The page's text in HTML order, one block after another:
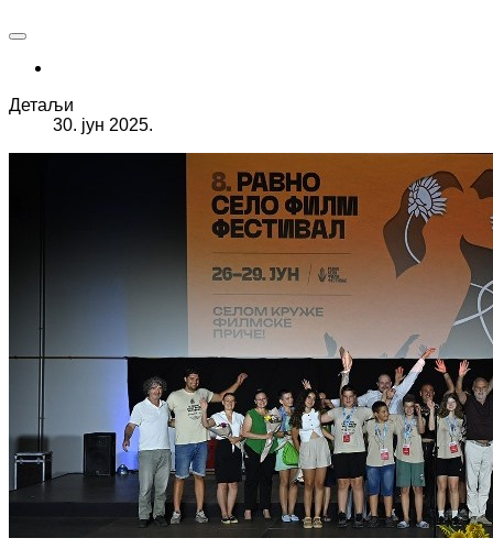
Детаљи
30. јун 2025.